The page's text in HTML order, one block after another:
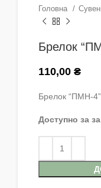
Головна
Брелок
110,00 ₴
Брелок “ПМН-4”
Доступно за